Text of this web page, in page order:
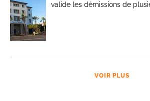
valide les démissions de
VOIR PLUS